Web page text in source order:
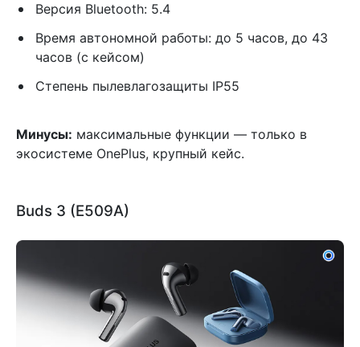
Версия Bluetooth: 5.4
Время автономной работы: до 5 часов, до 43
часов (с кейсом)
Степень пылевлагозащиты IP55
Минусы: максимальные функции — только в
экосистеме OnePlus, крупный кейс.
Buds 3 (E509A)